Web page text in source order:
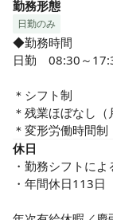
勤務形態
日勤のみ
◆勤務時間
日勤　08:30～
＊シフト制
＊残業ほぼなし（
＊変形労働時間制
休日
・勤務シフトに
・年間休日113日